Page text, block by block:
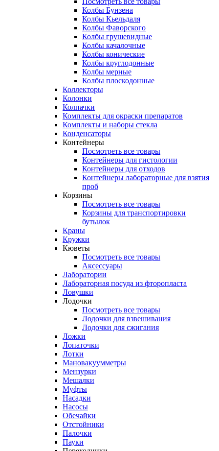
Колбы Бунзена
Колбы Кьельдаля
Колбы Фаворского
Колбы грушевидные
Колбы качалочные
Колбы конические
Колбы круглодонные
Колбы мерные
Колбы плоскодонные
Коллекторы
Колонки
Колпачки
Комплекты для окраски препаратов
Комплекты и наборы стекла
Конденсаторы
Контейнеры
Посмотреть все товары
Контейнеры для гистологии
Контейнеры для отходов
Контейнеры лабораторные для взятия
проб
Корзины
Посмотреть все товары
Корзины для транспортировки
бутылок
Краны
Кружки
Кюветы
Посмотреть все товары
Аксессуары
Лаборатории
Лабораторная посуда из фторопласта
Ловушки
Лодочки
Посмотреть все товары
Лодочки для взвешивания
Лодочки для сжигания
Ложки
Лопаточки
Лотки
Мановакуумметры
Мензурки
Мешалки
Муфты
Насадки
Насосы
Обечайки
Отстойники
Палочки
Пауки